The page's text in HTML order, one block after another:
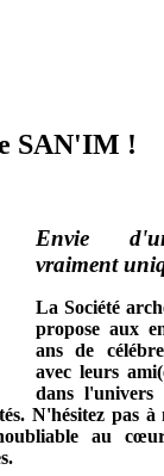
SAN'IM !
Envie
vraiment
La Société
propose aux
ans de
avec leurs
dans l'univers
N'hésitez pas
au